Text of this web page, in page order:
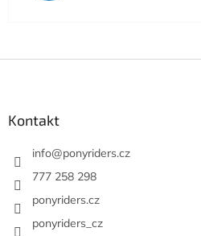
Kontakt
info@ponyriders.cz
777 258 298
ponyriders.cz
ponyriders_cz